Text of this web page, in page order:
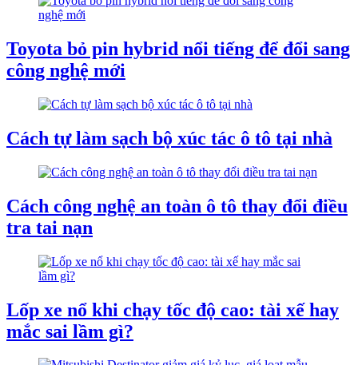
Toyota bỏ pin hybrid nổi tiếng để đổi sang
công nghệ mới
Cách tự làm sạch bộ xúc tác ô tô tại nhà
Cách công nghệ an toàn ô tô thay đổi điều
tra tai nạn
Lốp xe nổ khi chạy tốc độ cao: tài xế hay
mắc sai lầm gì?